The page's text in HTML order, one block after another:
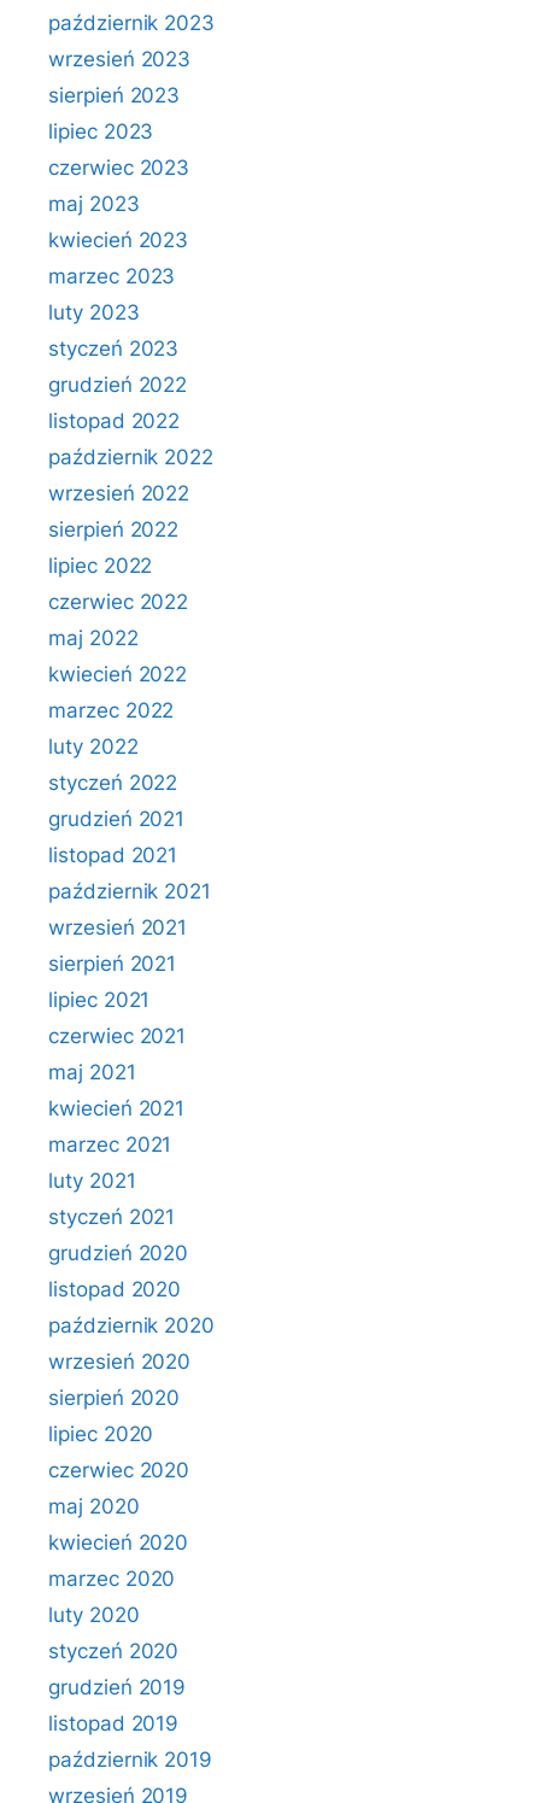
październik 2023
wrzesień 2023
sierpień 2023
lipiec 2023
czerwiec 2023
maj 2023
kwiecień 2023
marzec 2023
luty 2023
styczeń 2023
grudzień 2022
listopad 2022
październik 2022
wrzesień 2022
sierpień 2022
lipiec 2022
czerwiec 2022
maj 2022
kwiecień 2022
marzec 2022
luty 2022
styczeń 2022
grudzień 2021
listopad 2021
październik 2021
wrzesień 2021
sierpień 2021
lipiec 2021
czerwiec 2021
maj 2021
kwiecień 2021
marzec 2021
luty 2021
styczeń 2021
grudzień 2020
listopad 2020
październik 2020
wrzesień 2020
sierpień 2020
lipiec 2020
czerwiec 2020
maj 2020
kwiecień 2020
marzec 2020
luty 2020
styczeń 2020
grudzień 2019
listopad 2019
październik 2019
wrzesień 2019